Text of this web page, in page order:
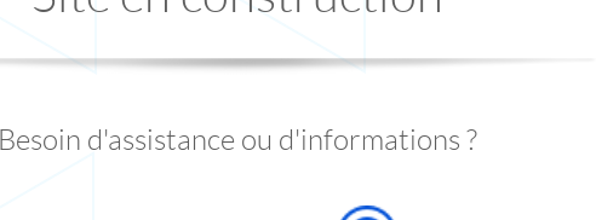
Besoin d'assistance ou d'informations ?